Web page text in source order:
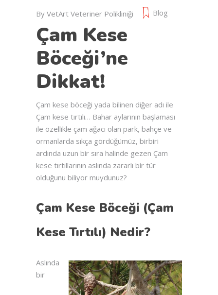
By VetArt Veteriner Polikliniği Blog
Çam Kese
Böceği’ne
Dikkat!
Çam kese böceği yada bilinen diğer adı ile
Çam kese tırtılı… Bahar aylarının başlaması
ile özellikle çam ağacı olan park, bahçe ve
ormanlarda sıkça gördüğümüz, birbiri
ardında uzun bir sıra halinde gezen Çam
kese tırtıllarının aslında zararlı bir tür
olduğunu biliyor muydunuz?
Çam Kese Böceği (Çam
Kese Tırtılı) Nedir?
Aslında
bir